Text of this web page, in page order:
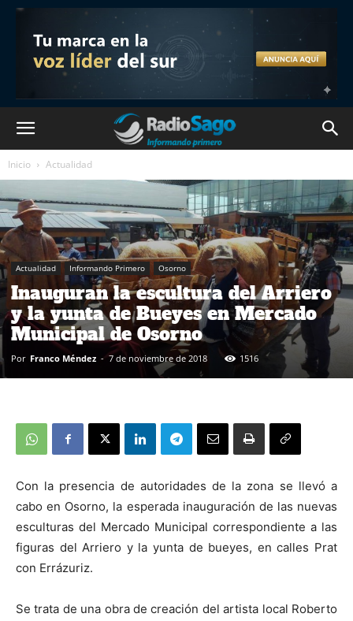
Inicio Actualidad
Actualidad Informando Primero Osorno
Inauguran la escultura del Arriero
y la yunta de Bueyes en Mercado
Municipal de Osorno
Por Franco Méndez - 7 de noviembre de 2018 1516
Con la presencia de autoridades de la zona se llevó a
cabo en Osorno, la esperada inauguración de las nuevas
esculturas del Mercado Municipal correspondiente a las
figuras del Arriero y la yunta de bueyes, en calles Prat
con Errázuriz.
Se trata de una obra de creación del artista local Roberto